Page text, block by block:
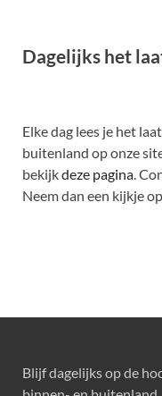
Dagelijks het
Elke dag lees je het
buitenland op onze
bekijkdeze pagina.
Neem dan een kijkje
Blijf dagelijks op de